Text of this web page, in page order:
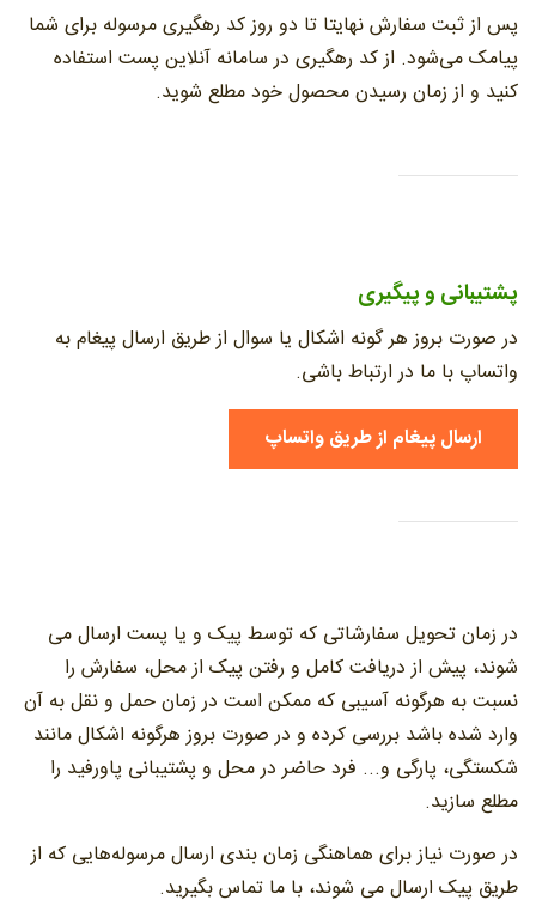
پس از ثبت سفارش نهایتا تا دو روز کد رهگیری مرسوله برای شما
پیامک می‌شود. از کد رهگیری در سامانه آنلاین پست استفاده
کنید و از زمان رسیدن محصول خود مطلع شوید.
پشتیبانی و پیگیری
در صورت بروز هر گونه اشکال یا سوال از طریق ارسال پیغام به
واتساپ با ما در ارتباط باشی.
ارسال پیغام از طریق واتساپ
در زمان تحویل سفارشاتی که توسط پیک و یا پست ارسال می
شوند، پیش از دریافت کامل و رفتن پیک از محل، سفارش را
نسبت به هرگونه آسیبی که ممکن است در زمان حمل و نقل به آن
وارد شده باشد بررسی کرده و در صورت بروز هرگونه اشکال مانند
شکستگی، پارگی و... فرد حاضر در محل و پشتیبانی پاورفید را
مطلع سازید.
در صورت نیاز برای هماهنگی زمان بندی ارسال مرسوله‌هایی که از
طریق پیک ارسال می شوند، با ما تماس بگیرید.